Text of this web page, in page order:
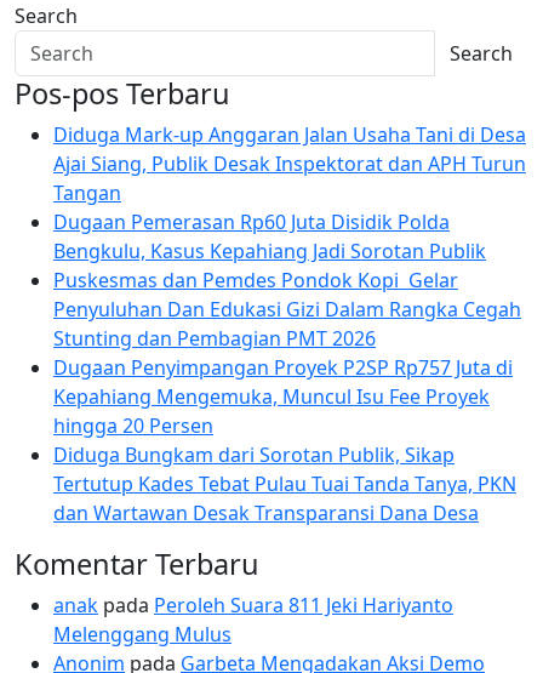
Search
Search
Pos-pos Terbaru
Diduga Mark-up Anggaran Jalan Usaha Tani di Desa
Ajai Siang, Publik Desak Inspektorat dan APH Turun
Tangan
Dugaan Pemerasan Rp60 Juta Disidik Polda
Bengkulu, Kasus Kepahiang Jadi Sorotan Publik
Puskesmas dan Pemdes Pondok Kopi Gelar
Penyuluhan Dan Edukasi Gizi Dalam Rangka Cegah
Stunting dan Pembagian PMT 2026
Dugaan Penyimpangan Proyek P2SP Rp757 Juta di
Kepahiang Mengemuka, Muncul Isu Fee Proyek
hingga 20 Persen
Diduga Bungkam dari Sorotan Publik, Sikap
Tertutup Kades Tebat Pulau Tuai Tanda Tanya, PKN
dan Wartawan Desak Transparansi Dana Desa
Komentar Terbaru
anak pada Peroleh Suara 811 Jeki Hariyanto
Melenggang Mulus
Anonim pada Garbeta Mengadakan Aksi Demo